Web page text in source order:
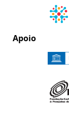
Apoio